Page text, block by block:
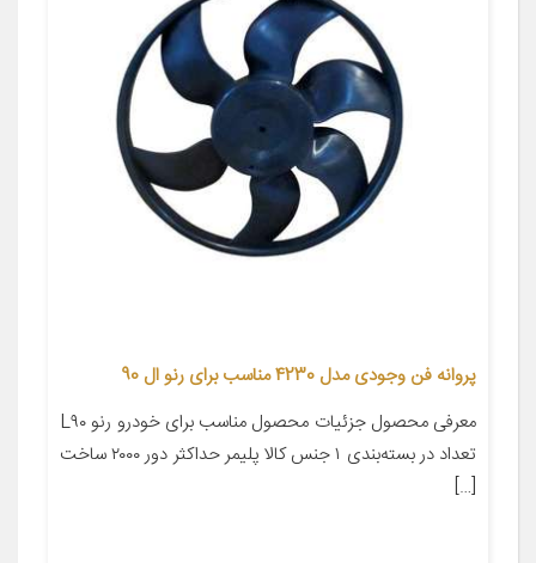
پروانه فن وجودی مدل 4230 مناسب برای رنو ال 90
معرفی محصول جزئیات محصول مناسب برای خودرو رنو L۹۰
تعداد در بسته‌بندی ۱ جنس کالا پلیمر حداکثر دور ۲۰۰۰ ساخت
[…]